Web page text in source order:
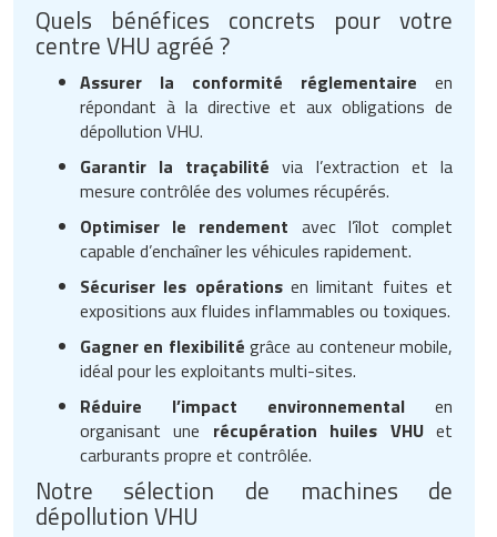
Quels bénéfices concrets pour votre
centre VHU agréé ?
Assurer la conformité réglementaire en
répondant à la directive et aux obligations de
dépollution VHU.
Garantir la traçabilité via l’extraction et la
mesure contrôlée des volumes récupérés.
Optimiser le rendement avec l’îlot complet
capable d’enchaîner les véhicules rapidement.
Sécuriser les opérationsen limitant fuites et
expositions aux fluides inflammables ou toxiques.
Gagner en flexibilité grâce au conteneur mobile,
idéal pour les exploitants multi-sites.
Réduire l’impact environnemental en
organisant une récupération huiles VHUet
carburants propre et contrôlée.
Notre sélection de machines de
dépollution VHU